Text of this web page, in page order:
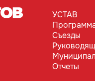
УСТАВ
Съезды
Отчеты